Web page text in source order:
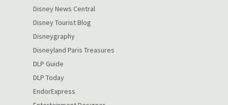
Disney News Central
Disney Tourist Blog
Disneygraphy
Disneyland Paris Treasures
DLP Guide
DLP Today
EndorExpress